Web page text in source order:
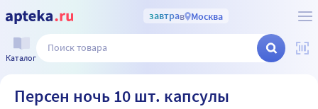
завтрав Москва
Каталог
Персен ночь 10 шт. капсулы